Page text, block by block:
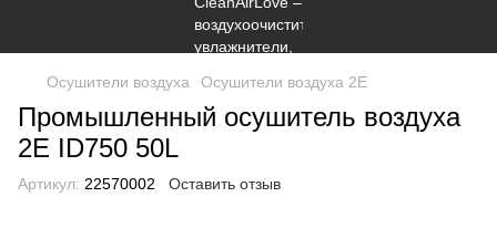
Осушители воздуха Осушители воздуха 2E
Промышленный осушитель воздуха
2E ID750 50L
Артикул: 22570002 Оставить отзыв